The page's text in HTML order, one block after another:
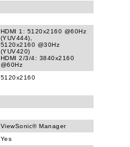
HDMI 1: 5120x2160 @60Hz
(YUV444),
5120x2160 @30Hz
(YUV420)
HDMI 2/3/4: 3840x2160
@60Hz
5120x2160
ViewSonic® Manager
Yes